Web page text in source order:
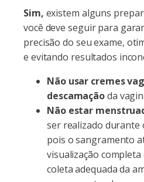
Sim, existem alguns
você deve seguir para
precisão do seu exame,
e evitando resultados
Não usar cremes
descamaçãoda
Não estar
ser realizado
pois o sangramento
visualização
coleta adequada da